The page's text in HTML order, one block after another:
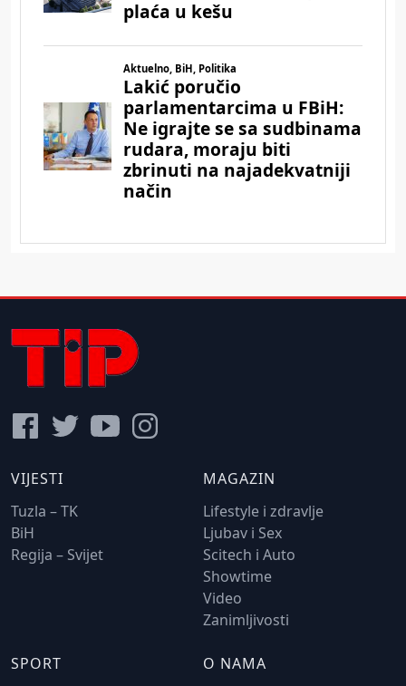
VIJESTI
Tuzla – TK
BiH
Regija – Svijet
MAGAZIN
Lifestyle i zdravlje
Ljubav i Sex
Scitech i Auto
Showtime
Video
Zanimljivosti
SPORT
O NAMA